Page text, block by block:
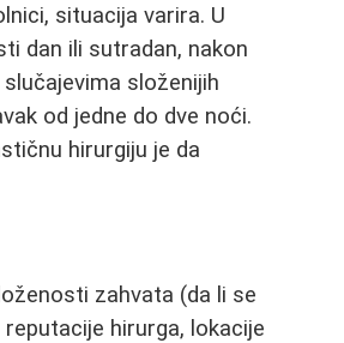
situacija varira. U
dan ili sutradan, nakon
složenijih
od jedne do dve noći.
hirurgiju je da
zahvata (da li se
hirurga, lokacije